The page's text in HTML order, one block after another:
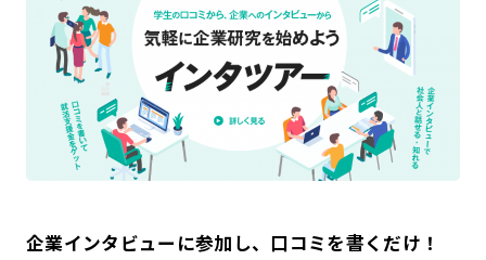
企業インタビューに参加し、口コミを書くだけ！